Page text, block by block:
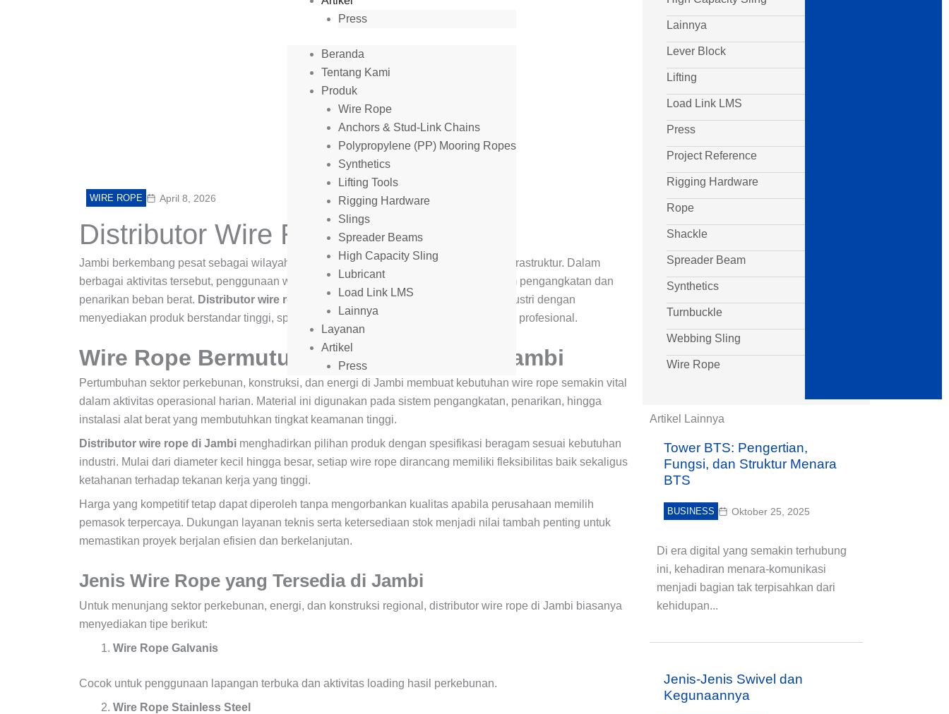
Press
Beranda
Tentang Kami
Produk
Wire Rope
Anchors & Stud-Link Chains
Polypropylene (PP) Mooring Ropes
Synthetics
Lifting Tools
Rigging Hardware
Slings
Spreader Beams
High Capacity Sling
Lubricant
Load Link LMS
Lainnya
Layanan
Artikel
Press
WIRE ROPE April 8, 2026
Distributor Wire Rope di Jambi
Jambi berkembang pesat sebagai wilayah industri berbasis perkebunan, energi, dan infrastruktur. Dalam
berbagai aktivitas tersebut, penggunaan wire rope menjadi komponen vital untuk sistem pengangkatan dan
penarikan beban berat. Distributor wire rope di Jambihadir memenuhi kebutuhan industri dengan
menyediakan produk berstandar tinggi, spesifikasi lengkap, serta dukungan teknis yang profesional.
Wire Rope Bermutu dan Terjangkau di Jambi
Pertumbuhan sektor perkebunan, konstruksi, dan energi di Jambi membuat kebutuhan wire rope semakin vital
dalam aktivitas operasional harian. Material ini digunakan pada sistem pengangkatan, penarikan, hingga
instalasi alat berat yang membutuhkan tingkat keamanan tinggi.
Distributor wire rope di Jambi menghadirkan pilihan produk dengan spesifikasi beragam sesuai kebutuhan
industri. Mulai dari diameter kecil hingga besar, setiap wire rope dirancang memiliki fleksibilitas baik sekaligus
ketahanan terhadap tekanan kerja yang tinggi.
Harga yang kompetitif tetap dapat diperoleh tanpa mengorbankan kualitas apabila perusahaan memilih
pemasok terpercaya. Dukungan layanan teknis serta ketersediaan stok menjadi nilai tambah penting untuk
memastikan proyek berjalan efisien dan berkelanjutan.
Jenis Wire Rope yang Tersedia di Jambi
Untuk menunjang sektor perkebunan, energi, dan konstruksi regional, distributor wire rope di Jambi biasanya
menyediakan tipe berikut:
Wire Rope Galvanis
Cocok untuk penggunaan lapangan terbuka dan aktivitas loading hasil perkebunan.
Wire Rope Stainless Steel
Lainnya
Lever Block
Lifting
Load Link LMS
Press
Project Reference
Rigging Hardware
Rope
Shackle
Spreader Beam
Synthetics
Turnbuckle
Webbing Sling
Wire Rope
Artikel Lainnya
Tower BTS: Pengertian,
Fungsi, dan Struktur Menara
BTS
BUSINESS Oktober 25, 2025
Di era digital yang semakin terhubung
ini, kehadiran menara‐komunikasi
menjadi bagian tak terpisahkan dari
kehidupan...
Jenis-Jenis Swivel dan
Kegunaannya